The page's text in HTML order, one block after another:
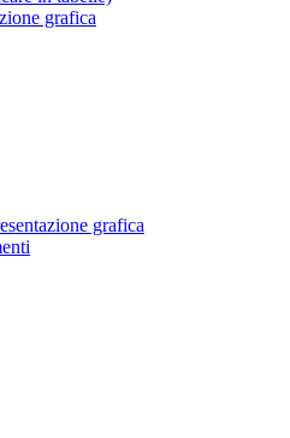
grafica
grafica